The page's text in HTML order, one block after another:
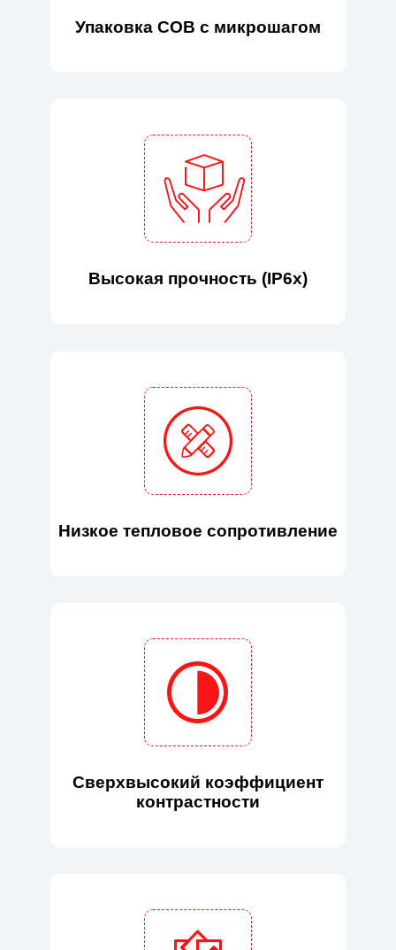
Упаковка COB с микрошагом
Высокая прочность (IP6x)
Низкое тепловое сопротивление
Сверхвысокий коэффициент
контрастности